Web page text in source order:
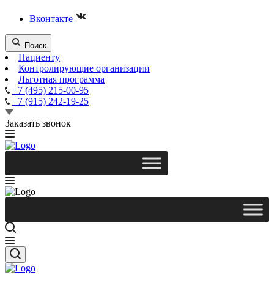
Вконтакте
Поиск
Пациенту
Контролирующие организации
Льготная программа
+7 (495) 215-00-95
+7 (915) 242-19-25
Заказать звонок